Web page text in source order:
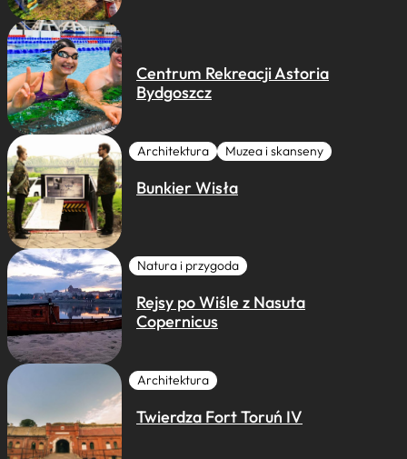
Centrum Rekreacji Astoria
Bydgoszcz
Architektura Muzea i skanseny
Bunkier Wisła
Natura i przygoda
Rejsy po Wiśle z Nasuta
Copernicus
Architektura
Twierdza Fort Toruń IV